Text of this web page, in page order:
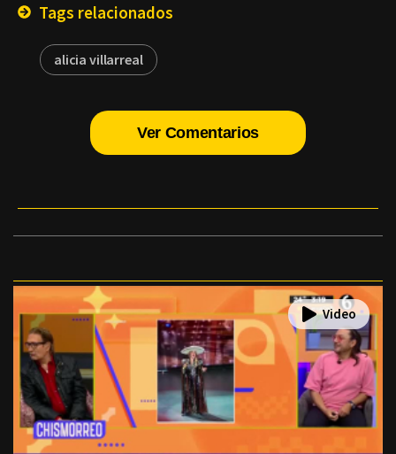
Tags relacionados
alicia villarreal
Ver Comentarios